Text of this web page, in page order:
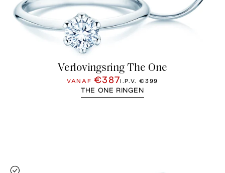
Verlovingsring The One
VANAF €387I.P.V.€399
THE ONE RINGEN